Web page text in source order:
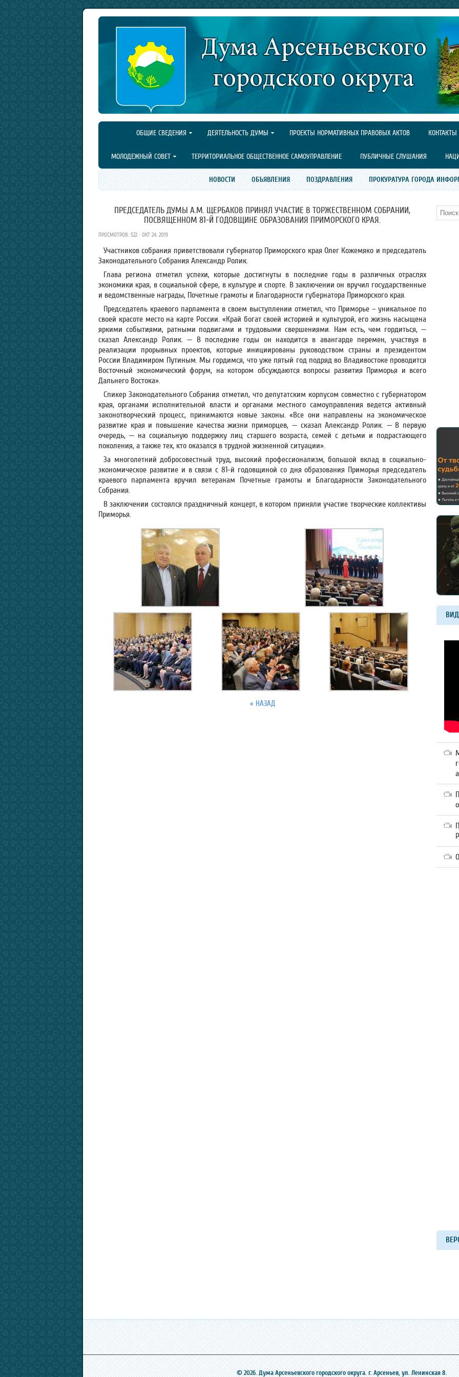
ОБЩИЕ СВЕДЕНИЯ ДЕЯТЕЛЬНОСТЬ ДУМЫ ПРОЕКТЫ НОРМАТИВНЫХ ПРАВОВЫХ АКТОВ КОНТАКТЫ
МОЛОДЕЖНЫЙ СОВЕТ ТЕРРИТОРИАЛЬНОЕ ОБЩЕСТВЕННОЕ САМОУПРАВЛЕНИЕ ПУБЛИЧНЫЕ СЛУШАНИЯ
НОВОСТИ ОБЪЯВЛЕНИЯ ПОЗДРАВЛЕНИЯ ПРОКУРАТУРА ГОРОДА
ПРЕДСЕДАТЕЛЬ ДУМЫ А.М. ЩЕРБАКОВ ПРИНЯЛ УЧАСТИЕ В ТОРЖЕСТВЕННОМ СОБРАНИИ,
ПОСВЯЩЕННОМ 81-Й ГОДОВЩИНЕ ОБРАЗОВАНИЯ ПРИМОРСКОГО КРАЯ.
ПРОСМОТРОВ: 522 · ОКТ 24, 2019
Участников собрания приветствовали губернатор Приморского края Олег Кожемяко и председатель
Законодательного Собрания Александр Ролик.
Глава региона отметил успехи, которые достигнуты в последние годы в различных отраслях
экономики края, в социальной сфере, в культуре и спорте. В заключении он вручил государственные
и ведомственные награды, Почетные грамоты и Благодарности губернатора Приморского края.
Председатель краевого парламента в своем выступлении отметил, что Приморье – уникальное по
своей красоте место на карте России. «Край богат своей историей и культурой, его жизнь насыщена
яркими событиями, ратными подвигами и трудовыми свершениями. Нам есть, чем гордиться, —
сказал Александр Ролик. — В последние годы он находится в авангарде перемен, участвуя в
реализации прорывных проектов, которые инициированы руководством страны и президентом
России Владимиром Путиным. Мы гордимся, что уже пятый год подряд во Владивостоке проводится
Восточный экономический форум, на котором обсуждаются вопросы развития Приморья и всего
Дальнего Востока».
Спикер Законодательного Собрания отметил, что депутатским корпусом совместно с губернатором
края, органами исполнительной власти и органами местного самоуправления ведется активный
законотворческий процесс, принимаются новые законы. «Все они направлены на экономическое
развитие края и повышение качества жизни приморцев, — сказал Александр Ролик. — В первую
очередь, — на социальную поддержку лиц старшего возраста, семей с детьми и подрастающего
поколения, а также тех, кто оказался в трудной жизненной ситуации».
За многолетний добросовестный труд, высокий профессионализм, большой вклад в социально-
экономическое развитие и в связи с 81-й годовщиной со дня образования Приморья председатель
краевого парламента вручил ветеранам Почетные грамоты и Благодарности Законодательного
Собрания.
В заключении состоялся праздничный концерт, в котором приняли участие творческие коллективы
Приморья.
« НАЗАД
Поиск
© 2026. Дума Арсеньевского городского округа. г. Арсеньев, ‎ул. Ленинская 8.